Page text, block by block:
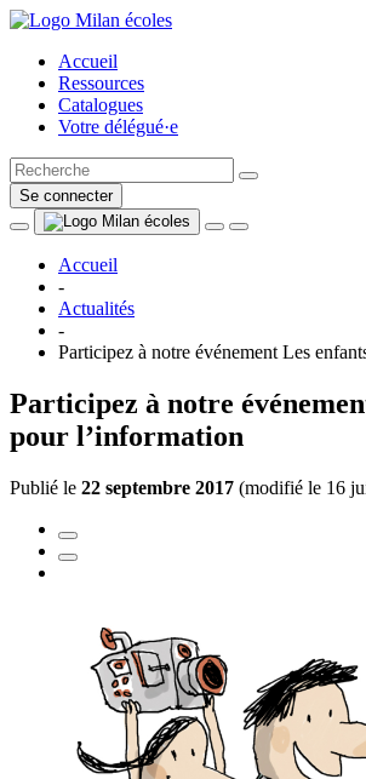
Accueil
Ressources
Catalogues
Votre délégué·e
Se connecter
Accueil
-
Actualités
-
Participez à notre événement Les
Participez à notre
pour l’information
Publié le 22 septembre 2017 (modifié le 16